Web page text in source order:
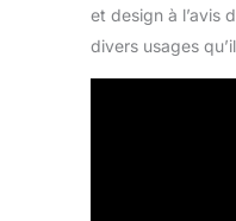
et design à l’avis
divers usages